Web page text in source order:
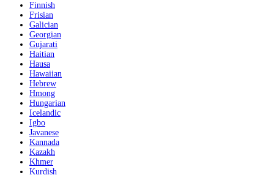
Finnish
Frisian
Galician
Georgian
Gujarati
Haitian
Hausa
Hawaiian
Hebrew
Hmong
Hungarian
Icelandic
Igbo
Javanese
Kannada
Kazakh
Khmer
Kurdish